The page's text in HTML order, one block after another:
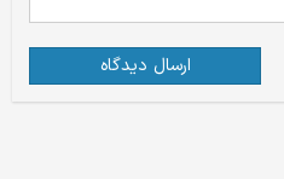
ارسال دیدگاه